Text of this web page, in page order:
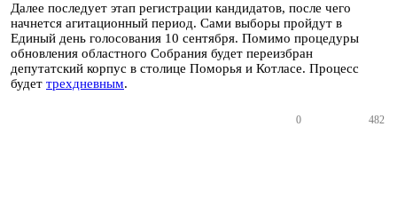
Далее последует этап регистрации кандидатов, после чего
начнется агитационный период. Сами выборы пройдут в
Единый день голосования 10 сентября. Помимо процедуры
обновления областного Собрания будет переизбран
депутатский корпус в столице Поморья и Котласе. Процесс
будет трехдневным.
0 482